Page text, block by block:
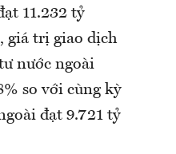
11.232 tỷ
giá trị giao dịch
nước ngoài
so với cùng kỳ
đạt 9.721 tỷ